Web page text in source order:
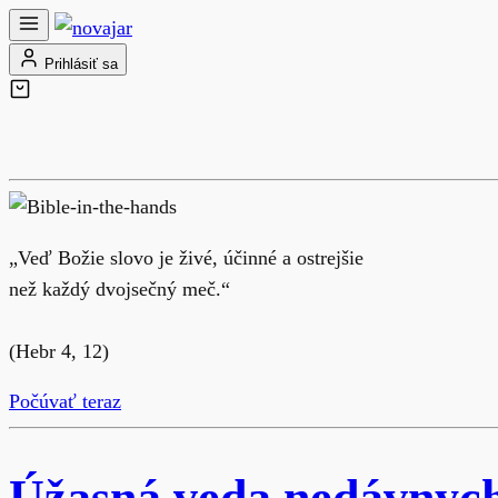
Prihlásiť sa
„Veď Božie slovo je živé, účinné a ostrejšie
než každý dvojsečný meč.“
(Hebr 4, 12)
Počúvať teraz